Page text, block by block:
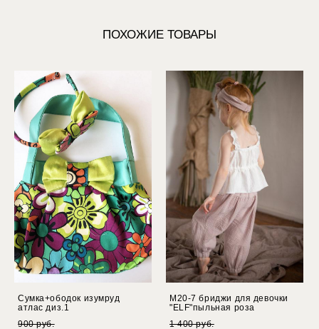
ПОХОЖИЕ ТОВАРЫ
Сумка+ободок изумруд
атлас диз.1
900 pуб.
М20-7 бриджи для девочки
"ELF"пыльная роза
1 400 pуб.